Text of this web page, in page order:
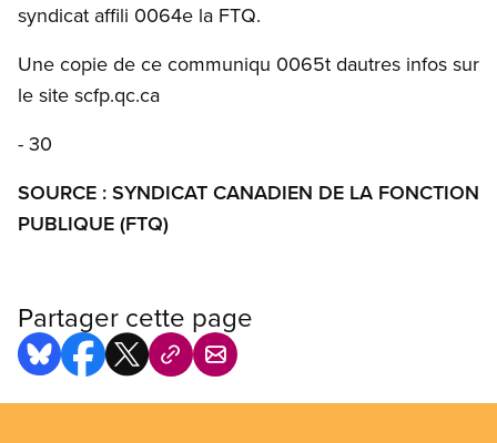
syndicat affili 0064e la FTQ.
Une copie de ce communiqu 0065t dautres infos sur
le site scfp.qc.ca
- 30
SOURCE : SYNDICAT CANADIEN DE LA FONCTION
PUBLIQUE (FTQ)
Partager cette page